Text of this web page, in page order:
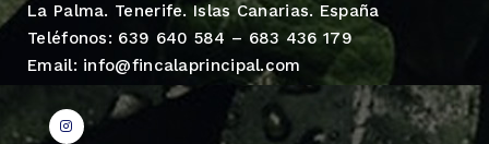
La Palma. Tenerife. Islas Canarias. España
Teléfonos: 639 640 584 – 683 436 179
Email: info@fincalaprincipal.com